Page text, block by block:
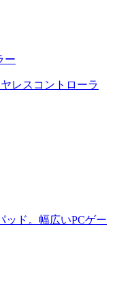
ー
レスコントローラ
ッド。幅広いPCゲー